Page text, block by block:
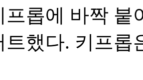
프롭에 바짝 붙
트했다. 키프롭